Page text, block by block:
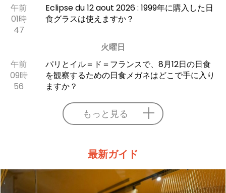
午前
01時
47
Eclipse du 12 aout 2026 : 1999年に購入した日
食グラスは使えますか？
火曜日
午前
09時
56
パリとイル＝ド＝フランスで、8月12日の日食
を観察するための日食メガネはどこで手に入り
ますか？
もっと見る
最新ガイド